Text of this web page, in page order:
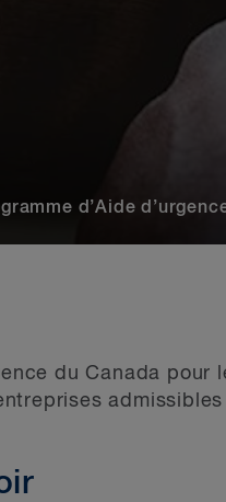
d’Aide
du Canada